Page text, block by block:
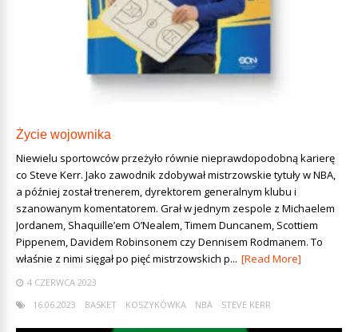
Życie wojownika
Niewielu sportowców przeżyło równie nieprawdopodobną karierę
co Steve Kerr. Jako zawodnik zdobywał mistrzowskie tytuły w NBA,
a później został trenerem, dyrektorem generalnym klubu i
szanowanym komentatorem. Grał w jednym zespole z Michaelem
Jordanem, Shaquille’em O’Nealem, Timem Duncanem, Scottiem
Pippenem, Davidem Robinsonem czy Dennisem Rodmanem. To
właśnie z nimi sięgał po pięć mistrzowskich p... [Read More]
4 CZERWCA 2023
16.06.2023
BASKET KOSZYKÓWKA NBA STEVE KERR